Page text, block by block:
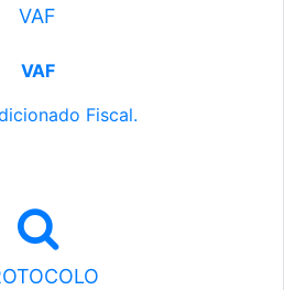
VAF
VAF
Fiscal.